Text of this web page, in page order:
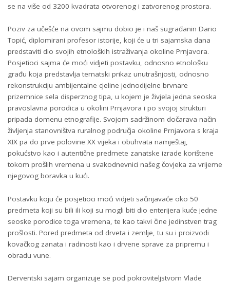
se na više od 3200 kvadrata otvorenog i zatvorenog prostora.
Poziv za učešće na ovom sajmu dobio je i naš sugrađanin Dario
Topić, diplomirani profesor istorije, koji će u tri sajamska dana
predstaviti dio svojih etnoloških istraživanja okoline Prnjavora.
Posjetioci sajma će moći vidjeti postavku, odnosno etnološku
građu koja predstavlja tematski prikaz unutrašnjosti, odnosno
rekonstrukciju ambijentalne cjeline jednodijelne brvnare
prizemnice sela disperznog tipa, u kojem je živjela jedna seoska
pravoslavna porodica u okolini Prnjavora i po svojoj strukturi
pripada domenu etnografije. Svojom sadržinom dočarava način
življenja stanovništva ruralnog područja okoline Prnjavora s kraja
XIX pa do prve polovine XX vijeka i obuhvata namještaj,
pokućstvo kao i autentične predmete zanatske izrade korištene
tokom prošlih vremena u svakodnevnici našeg čovjeka za vrijeme
njegovog boravka u kući.
Postavku koju će posjetioci moći vidjeti sačinjavaće oko 50
predmeta koji su bili ili koji su mogli biti dio enterijera kuće jedne
seoske porodice toga vremena, te kao takvi čine jedinstven trag
prošlosti. Pored predmeta od drveta i zemlje, tu su i proizvodi
kovačkog zanata i radinosti kao i drvene sprave za pripremu i
obradu vune.
Derventski sajam organizuje se pod pokroviteljstvom Vlade